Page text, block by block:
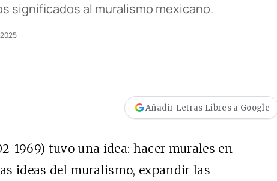
significados al muralismo mexicano.
Añadir Letras Libres a Google
1969) tuvo una idea: hacer murales en
ideas del muralismo, expandir las